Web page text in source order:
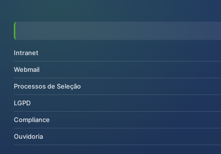
Intranet
Webmail
Processos de Seleção
LGPD
Compliance
Ouvidoria